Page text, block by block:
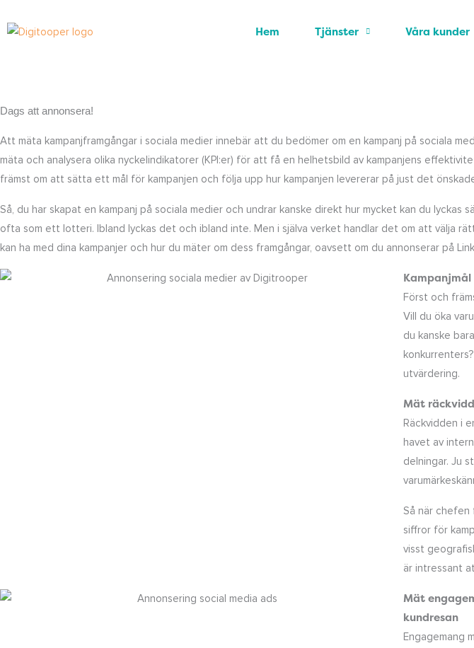
till
Hem Tjänster Våra kunder
Dags att annonsera!
Att mäta kampanjframgångar i sociala medier innebär att du bedömer om en kampanj på sociala
mäta och analysera olika nyckelindikatorer (KPI:er) för att få en helhetsbild av kampanjens
främst om att sätta ett mål för kampanjen och följa upp hur kampanjen levererar på just det
Så, du har skapat en kampanj på sociala medier och undrar kanske direkt hur mycket kan du lyckas
ofta som ett lotteri. Ibland lyckas det och ibland inte. Men i själva verket handlar det om att välja
kan ha med dina kampanjer och hur du mäter om dess framgångar, oavsett om du annonserar på
Först och
Vill du öka
du kanske
utvärdering.
Mät
Räckvidden i
havet av
delningar. Ju
Så när chefen
siffror för
visst
är intressant
Mät
kundresan
Engagemang